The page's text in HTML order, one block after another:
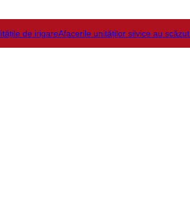
de irigareAfacerile unităților silvice au